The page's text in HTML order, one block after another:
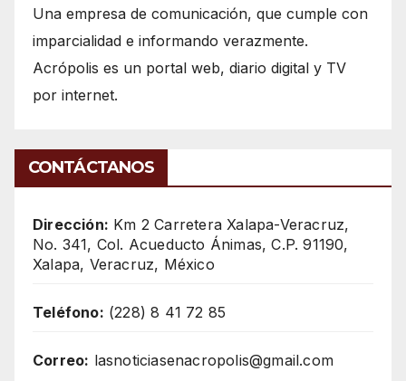
Una empresa de comunicación, que cumple con
imparcialidad e informando verazmente.
Acrópolis es un portal web, diario digital y TV
por internet.
CONTÁCTANOS
Dirección: Km 2 Carretera Xalapa-Veracruz,
No. 341, Col. Acueducto Ánimas, C.P. 91190,
Xalapa, Veracruz, México
Teléfono: (228) 8 41 72 85
Correo: lasnoticiasenacropolis@gmail.com